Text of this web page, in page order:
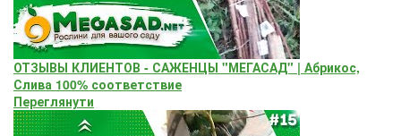
ОТЗЫВЫ КЛИЕНТОВ - САЖЕНЦЫ "МЕГАСАД" | Абрикос,
Слива 100% соответствие
Переглянути